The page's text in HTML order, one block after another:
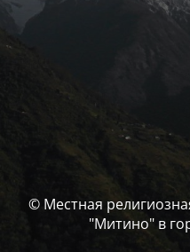
© Местная
"Митино" в